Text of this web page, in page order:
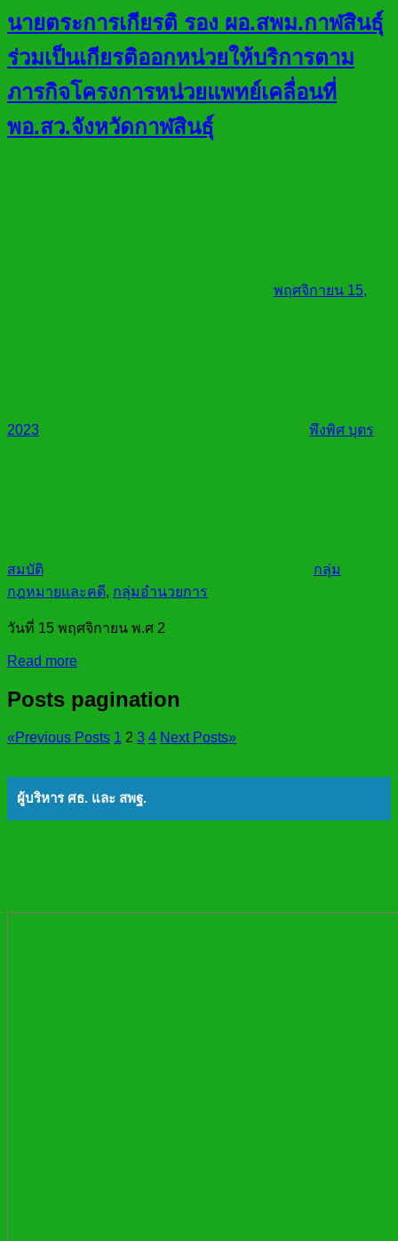
นายตระการเกียรติ รอง ผอ.สพม.กาฬสินธ์ุ
ร่วมเป็นเกียรติออกหน่วยให้บริการตาม
ภารกิจโครงการหน่วยแพทย์เคลื่อนที่
พอ.สว.จังหวัดกาฬสินธ์ุ
พฤศจิกายน 15,
2023 พึงพิศ บุตร
สมบัติ
กลุ่ม
กฎหมายและคดี, กลุ่มอำนวยการ
วันที่ 15 พฤศจิกายน พ.ศ 2
Read more
Posts pagination
«Previous Posts 1 2 3 4 Next Posts»
ผู้บริหาร ศธ. และ สพฐ.